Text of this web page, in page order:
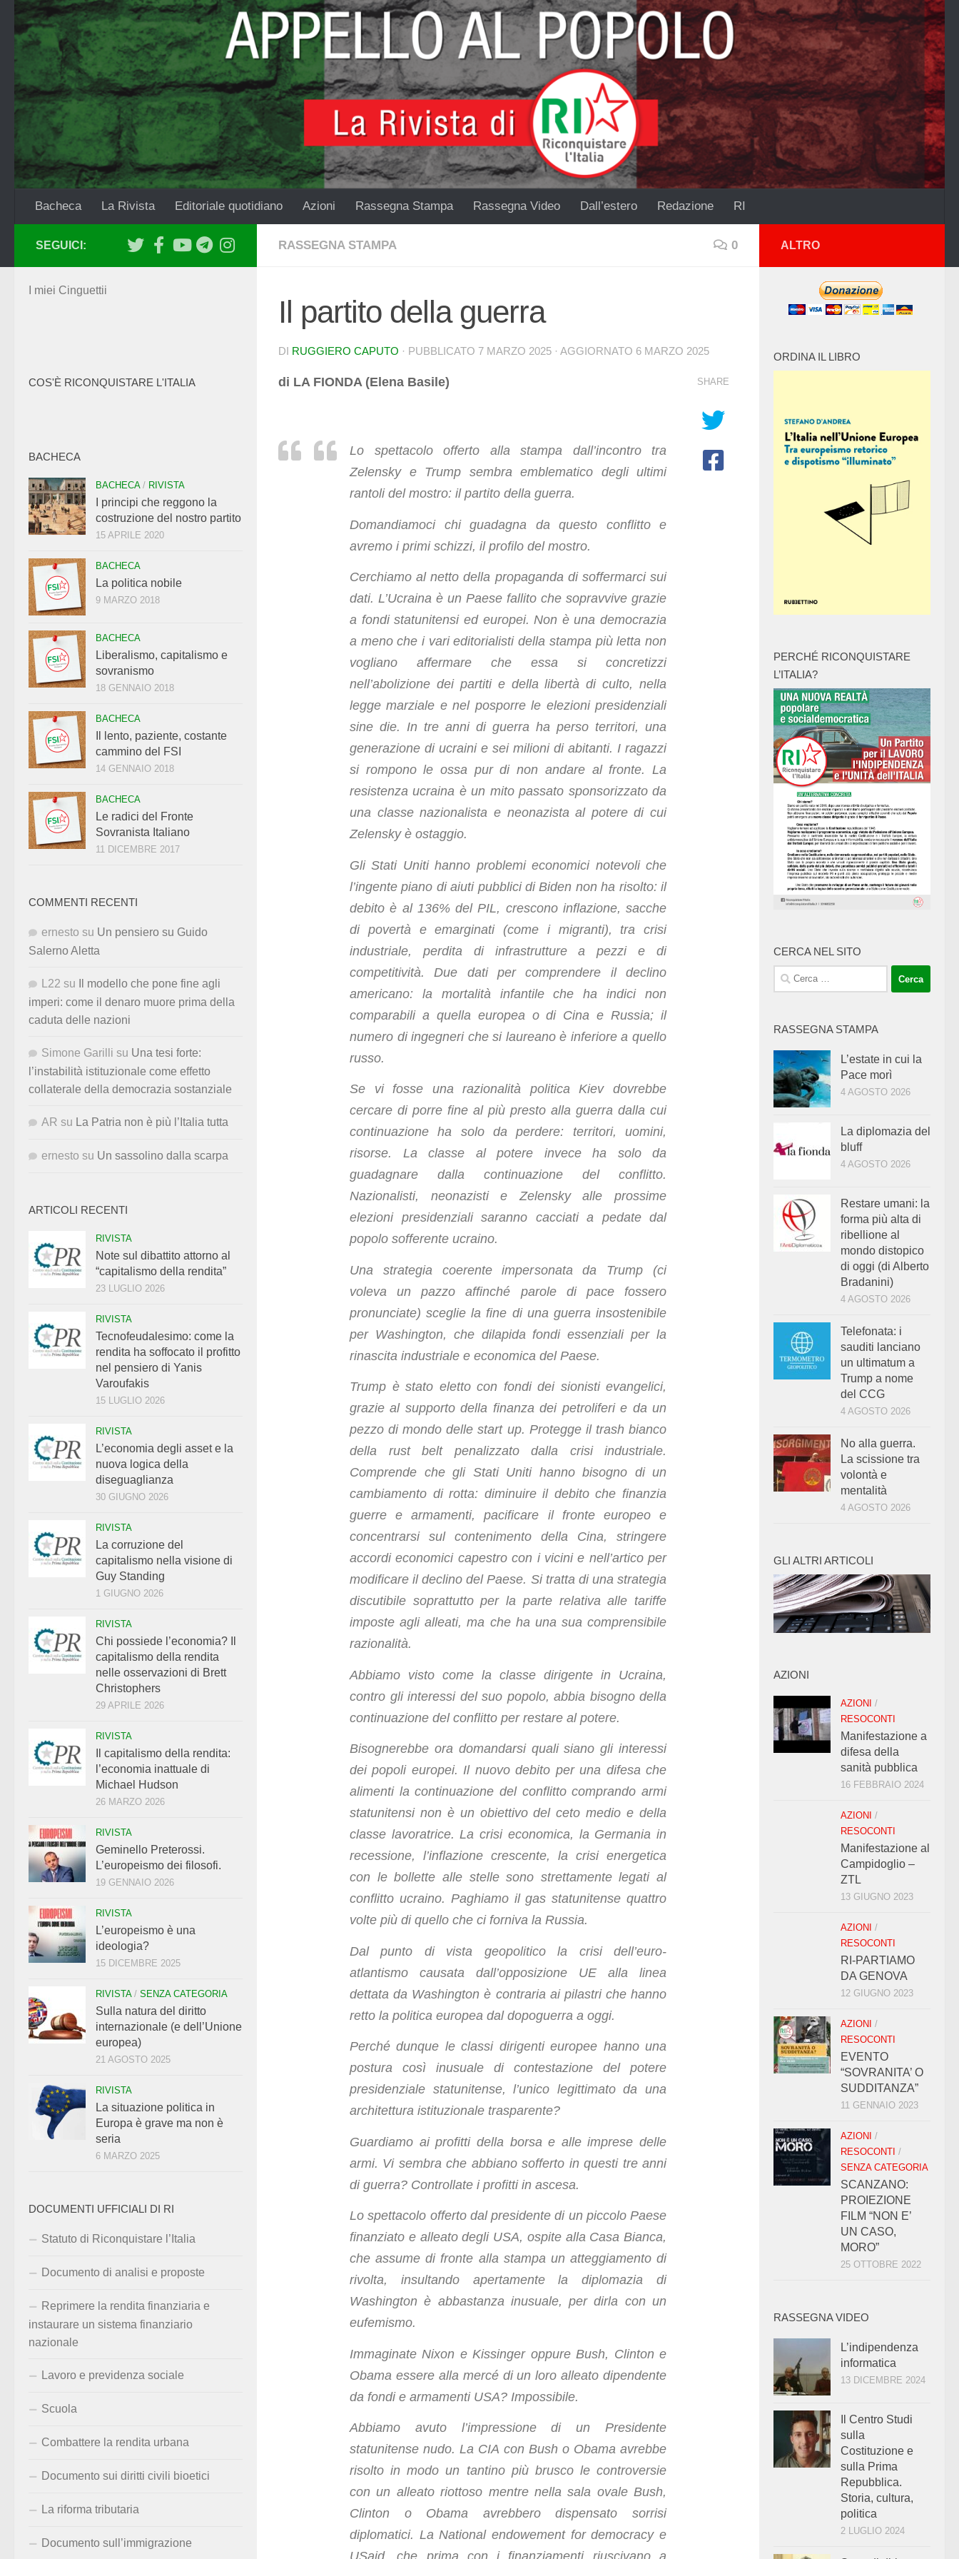
Salta al contenuto
Bacheca La Rivista Editoriale quotidiano Azioni Rassegna Stampa Rassegna Video Dall’estero Redazione RI
RASSEGNA STAMPA 0
Il partito della guerra
DI RUGGIERO CAPUTO · PUBBLICATO 7 MARZO 2025 · AGGIORNATO 6 MARZO 2025
di LA FIONDA (Elena Basile)
Lo spettacolo offerto alla stampa dall’incontro tra
Zelensky e Trump sembra emblematico degli ultimi
rantoli del mostro: il partito della guerra.
Domandiamoci chi guadagna da questo conflitto e
avremo i primi schizzi, il profilo del mostro.
Cerchiamo al netto della propaganda di soffermarci sui
dati. L’Ucraina è un Paese fallito che sopravvive grazie
a fondi statunitensi ed europei. Non è una democrazia
a meno che i vari editorialisti della stampa più letta non
vogliano affermare che essa si concretizzi
nell’abolizione dei partiti e della libertà di culto, nella
legge marziale e nel posporre le elezioni presidenziali
sine die. In tre anni di guerra ha perso territori, una
generazione di ucraini e sei milioni di abitanti. I ragazzi
si rompono le ossa pur di non andare al fronte. La
resistenza ucraina è un mito passato sponsorizzato da
una classe nazionalista e neonazista al potere di cui
Zelensky è ostaggio.
Gli Stati Uniti hanno problemi economici notevoli che
l’ingente piano di aiuti pubblici di Biden non ha risolto: il
debito è al 136% del PIL, crescono inflazione, sacche
di povertà e emarginati (come i migranti), tra crisi
industriale, perdita di infrastrutture a pezzi e di
competitività. Due dati per comprendere il declino
americano: la mortalità infantile che ha indici non
comparabili a quella europea o di Cina e Russia; il
numero di ingegneri che si laureano è inferiore a quello
russo.
Se vi fosse una razionalità politica Kiev dovrebbe
cercare di porre fine al più presto alla guerra dalla cui
continuazione ha solo da perdere: territori, uomini,
risorse. La classe al potere invece ha solo da
guadagnare dalla continuazione del conflitto.
Nazionalisti, neonazisti e Zelensky alle prossime
elezioni presidenziali saranno cacciati a pedate dal
popolo sofferente ucraino.
Una strategia coerente impersonata da Trump (ci
voleva un pazzo affinché parole di pace fossero
pronunciate) sceglie la fine di una guerra insostenibile
per Washington, che dilapida fondi essenziali per la
rinascita industriale e economica del Paese.
Trump è stato eletto con fondi dei sionisti evangelici,
grazie al supporto della finanza dei petroliferi e da un
pezzo di mondo delle start up. Protegge il trash bianco
della rust belt penalizzato dalla crisi industriale.
Comprende che gli Stati Uniti hanno bisogno di un
cambiamento di rotta: diminuire il debito che finanzia
guerre e armamenti, pacificare il fronte europeo e
concentrarsi sul contenimento della Cina, stringere
accordi economici capestro con i vicini e nell’artico per
modificare il declino del Paese. Si tratta di una strategia
discutibile soprattutto per la parte relativa alle tariffe
imposte agli alleati, ma che ha una sua comprensibile
razionalità.
Abbiamo visto come la classe dirigente in Ucraina,
contro gli interessi del suo popolo, abbia bisogno della
continuazione del conflitto per restare al potere.
Bisognerebbe ora domandarsi quali siano gli interessi
dei popoli europei. Il nuovo debito per una difesa che
alimenti la continuazione del conflitto comprando armi
statunitensi non è un obiettivo del ceto medio e della
classe lavoratrice. La crisi economica, la Germania in
recessione, l’inflazione crescente, la crisi energetica
con le bollette alle stelle sono strettamente legati al
conflitto ucraino. Paghiamo il gas statunitense quattro
volte più di quello che ci forniva la Russia.
Dal punto di vista geopolitico la crisi dell’euro-
atlantismo causata dall’opposizione UE alla linea
dettata da Washington è contraria ai pilastri che hanno
retto la politica europea dal dopoguerra a oggi.
Perché dunque le classi dirigenti europee hanno una
postura così inusuale di contestazione del potere
presidenziale statunitense, l’unico legittimato da una
architettura istituzionale trasparente?
Guardiamo ai profitti della borsa e alle imprese delle
armi. Vi sembra che abbiano sofferto in questi tre anni
di guerra? Controllate i profitti in ascesa.
Lo spettacolo offerto dal presidente di un piccolo Paese
finanziato e alleato degli USA, ospite alla Casa Bianca,
che assume di fronte alla stampa un atteggiamento di
rivolta, insultando apertamente la diplomazia di
Washington è abbastanza inusuale, per dirla con un
eufemismo.
Immaginate Nixon e Kissinger oppure Bush, Clinton e
Obama essere alla mercé di un loro alleato dipendente
da fondi e armamenti USA? Impossibile.
Abbiamo avuto l’impressione di un Presidente
statunitense nudo. La CIA con Bush o Obama avrebbe
risolto in modo un tantino più brusco le controversie
con un alleato riottoso mentre nella sala ovale Bush,
Clinton o Obama avrebbero dispensato sorrisi
diplomatici. La National endowement for democracy e
SHARE
SEGUICI:
I miei Cinguettii
COS'È RICONQUISTARE L'ITALIA
BACHECA
BACHECA/ RIVISTA
I principi che reggono la
costruzione del nostro partito
15 APRILE 2020
BACHECA
La politica nobile
9 MARZO 2018
BACHECA
Liberalismo, capitalismo e
sovranismo
18 GENNAIO 2018
BACHECA
Il lento, paziente, costante
cammino del FSI
14 GENNAIO 2018
BACHECA
Le radici del Fronte
Sovranista Italiano
11 DICEMBRE 2017
COMMENTI RECENTI
ernesto su Un pensiero su Guido
Salerno Aletta
L22 su
Il modello che pone fine agli
imperi: come il denaro muore prima della
caduta delle nazioni
Simone Garilli su Una tesi forte:
l’instabilità istituzionale come effetto
collaterale della democrazia sostanziale
AR su La Patria non è più l’Italia tutta
ernesto su Un sassolino dalla scarpa
ARTICOLI RECENTI
RIVISTA
Note sul dibattito attorno al
“capitalismo della rendita”
23 LUGLIO 2026
RIVISTA
Tecnofeudalesimo: come la
rendita ha soffocato il profitto
nel pensiero di Yanis
Varoufakis
15 LUGLIO 2026
RIVISTA
L’economia degli asset e la
nuova logica della
diseguaglianza
30 GIUGNO 2026
RIVISTA
La corruzione del
capitalismo nella visione di
Guy Standing
1 GIUGNO 2026
RIVISTA
Chi possiede l’economia? Il
capitalismo della rendita
nelle osservazioni di Brett
Christophers
29 APRILE 2026
RIVISTA
Il capitalismo della rendita:
l’economia inattuale di
Michael Hudson
26 MARZO 2026
RIVISTA
Geminello Preterossi.
L’europeismo dei filosofi.
19 GENNAIO 2026
RIVISTA
L’europeismo è una
ideologia?
15 DICEMBRE 2025
RIVISTA/ SENZA CATEGORIA
Sulla natura del diritto
internazionale (e dell’Unione
europea)
21 AGOSTO 2025
RIVISTA
La situazione politica in
Europa è grave ma non è
seria
6 MARZO 2025
DOCUMENTI UFFICIALI DI RI
Statuto di Riconquistare l’Italia
Documento di analisi e proposte
Reprimere la rendita finanziaria e
instaurare un sistema finanziario
nazionale
Lavoro e previdenza sociale
Scuola
Combattere la rendita urbana
Documento sui diritti civili bioetici
La riforma tributaria
Documento sull’immigrazione
ALTRO
ORDINA IL LIBRO
PERCHÉ RICONQUISTARE
L’ITALIA?
CERCA NEL SITO
Ricerca
per:
RASSEGNA STAMPA
L’estate in cui la
Pace morì
4 AGOSTO 2026
La diplomazia del
bluff
4 AGOSTO 2026
Restare umani: la
forma più alta di
ribellione al
mondo distopico
di oggi (di Alberto
Bradanini)
4 AGOSTO 2026
Telefonata: i
sauditi lanciano
un ultimatum a
Trump a nome
del CCG
4 AGOSTO 2026
No alla guerra.
La scissione tra
volontà e
mentalità
4 AGOSTO 2026
GLI ALTRI ARTICOLI
AZIONI
AZIONI /
RESOCONTI
Manifestazione a
difesa della
sanità pubblica
16 FEBBRAIO 2024
AZIONI /
RESOCONTI
Manifestazione al
Campidoglio –
ZTL
13 GIUGNO 2023
AZIONI /
RESOCONTI
RI-PARTIAMO
DA GENOVA
12 GIUGNO 2023
AZIONI /
RESOCONTI
EVENTO
“SOVRANITA’ O
SUDDITANZA”
11 GENNAIO 2023
AZIONI /
RESOCONTI /
SENZA CATEGORIA
SCANZANO:
PROIEZIONE
FILM “NON E’
UN CASO,
MORO”
25 OTTOBRE 2022
RASSEGNA VIDEO
L’indipendenza
informatica
13 DICEMBRE 2024
Il Centro Studi
sulla
Costituzione e
sulla Prima
Repubblica.
Storia, cultura,
politica
2 LUGLIO 2024